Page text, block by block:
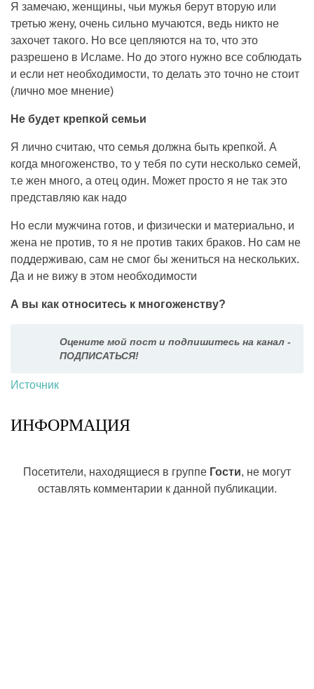
Я замечаю, женщины, чьи мужья берут вторую или
третью жену, очень сильно мучаются, ведь никто не
захочет такого. Но все цепляются на то, что это
разрешено в Исламе. Но до этого нужно все соблюдать
и если нет необходимости, то делать это точно не стоит
(лично мое мнение)
Не будет крепкой семьи
Я лично считаю, что семья должна быть крепкой. А
когда многоженство, то у тебя по сути несколько семей,
т.е жен много, а отец один. Может просто я не так это
представляю как надо
Но если мужчина готов, и физически и материально, и
жена не против, то я не против таких браков. Но сам не
поддерживаю, сам не смог бы жениться на нескольких.
Да и не вижу в этом необходимости
А вы как относитесь к многоженству?
Оцените мой пост и подпишитесь на канал -
ПОДПИСАТЬСЯ!
Источник
ИНФОРМАЦИЯ
Посетители, находящиеся в группе Гости, не могут
оставлять комментарии к данной публикации.